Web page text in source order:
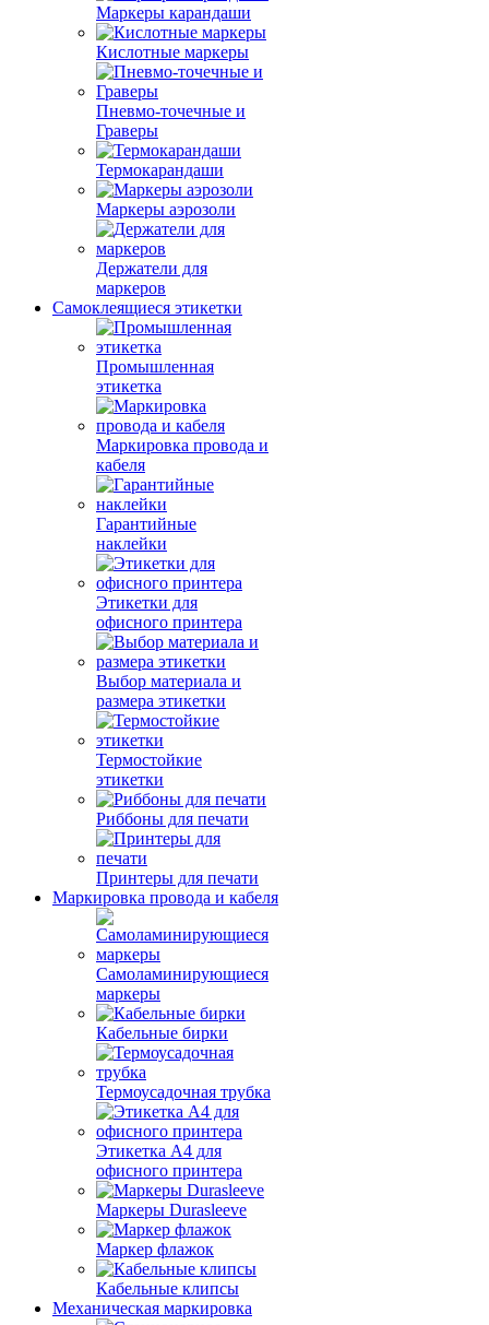
Маркеры карандаши
Кислотные маркеры
Пневмо-точечные и
Граверы
Термокарандаши
Маркеры аэрозоли
Держатели для
маркеров
Самоклеящиеся этикетки
Промышленная
этикетка
Маркировка провода и
кабеля
Гарантийные
наклейки
Этикетки для
офисного принтера
Выбор материала и
размера этикетки
Термостойкие
этикетки
Риббоны для печати
Принтеры для печати
Маркировка провода и кабеля
Самоламинирующиеся
маркеры
Кабельные бирки
Термоусадочная трубка
Этикетка А4 для
офисного принтера
Маркеры Durasleeve
Маркер флажок
Кабельные клипсы
Механическая маркировка